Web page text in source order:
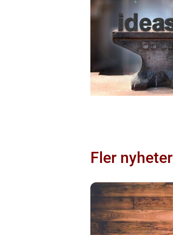
Fler nyheter